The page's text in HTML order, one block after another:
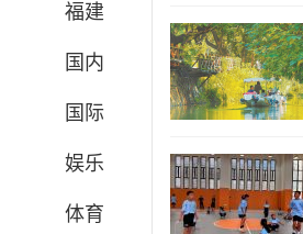
福建
国内
国际
娱乐
体育